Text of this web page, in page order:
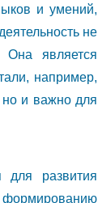
и умений,
не
Она является
например,
но и важно для
для развития
формированию